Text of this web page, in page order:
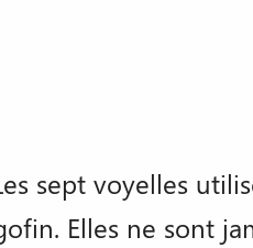
sept voyelles
Elles ne sont